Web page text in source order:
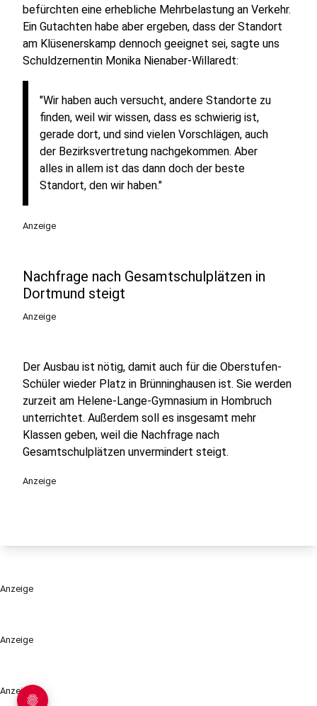
Anzeige
Anzeige
befürchten eine erhebliche Mehrbelastung an Verkehr.
Ein Gutachten habe aber ergeben, dass der Standort
am Klüsenerskamp dennoch geeignet sei, sagte uns
Schuldzernentin Monika Nienaber-Willaredt:
"Wir haben auch versucht, andere Standorte zu
finden, weil wir wissen, dass es schwierig ist,
gerade dort, und sind vielen Vorschlägen, auch
der Bezirksvertretung nachgekommen. Aber
alles in allem ist das dann doch der beste
Standort, den wir haben."
Anzeige
Nachfrage nach Gesamtschulplätzen in
Dortmund steigt
Anzeige
Der Ausbau ist nötig, damit auch für die Oberstufen-
Schüler wieder Platz in Brünninghausen ist. Sie werden
zurzeit am Helene-Lange-Gymnasium in Hombruch
unterrichtet. Außerdem soll es insgesamt mehr
Klassen geben, weil die Nachfrage nach
Gesamtschulplätzen unvermindert steigt.
Anzeige
Anzeige